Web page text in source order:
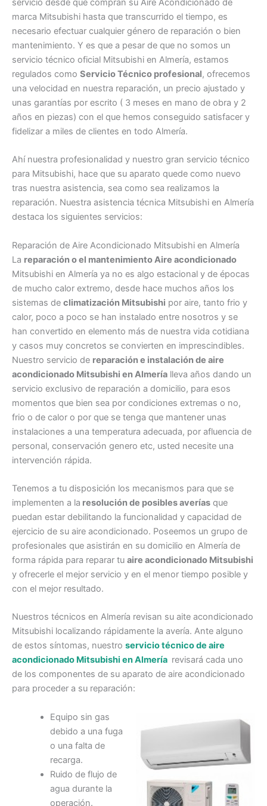
servicio desde que compran su Aire Acondicionado de
marca Mitsubishi hasta que transcurrido el tiempo, es
necesario efectuar cualquier género de reparación o bien
mantenimiento. Y es que a pesar de que no somos un
servicio técnico oficial Mitsubishi en Almería, estamos
regulados como Servicio Técnico profesional, ofrecemos
una velocidad en nuestra reparación, un precio ajustado y
unas garantías por escrito ( 3 meses en mano de obra y 2
años en piezas) con el que hemos conseguido satisfacer y
fidelizar a miles de clientes en todo Almería.
Ahí nuestra profesionalidad y nuestro gran servicio técnico
para Mitsubishi, hace que su aparato quede como nuevo
tras nuestra asistencia, sea como sea realizamos la
reparación. Nuestra asistencia técnica Mitsubishi en Almería
destaca los siguientes servicios:
Reparación de Aire Acondicionado Mitsubishi en Almería
La reparación o el mantenimiento Aire acondicionado
Mitsubishi en Almería ya no es algo estacional y de épocas
de mucho calor extremo, desde hace muchos años los
sistemas de climatización Mitsubishi por aire, tanto frio y
calor, poco a poco se han instalado entre nosotros y se
han convertido en elemento más de nuestra vida cotidiana
y casos muy concretos se convierten en imprescindibles.
Nuestro servicio de reparación e instalación de aire
acondicionado Mitsubishi en Almería lleva años dando un
servicio exclusivo de reparación a domicilio, para esos
momentos que bien sea por condiciones extremas o no,
frio o de calor o por que se tenga que mantener unas
instalaciones a una temperatura adecuada, por afluencia de
personal, conservación genero etc, usted necesite una
intervención rápida.
Tenemos a tu disposición los mecanismos para que se
implementen a la resolución de posibles averías que
puedan estar debilitando la funcionalidad y capacidad de
ejercicio de su aire acondicionado. Poseemos un grupo de
profesionales que asistirán en su domicilio en Almería de
forma rápida para reparar tu aire acondicionado Mitsubishi
y ofrecerle el mejor servicio y en el menor tiempo posible y
con el mejor resultado.
Nuestros técnicos en Almería revisan su aite acondicionado
Mitsubishi localizando rápidamente la avería. Ante alguno
de estos síntomas, nuestro servicio técnico de aire
acondicionado Mitsubishi en Almería revisará cada uno
de los componentes de su aparato de aire acondicionado
para proceder a su reparación:
Equipo sin gas
debido a una fuga
o una falta de
recarga.
Ruido de flujo de
agua durante la
operación.